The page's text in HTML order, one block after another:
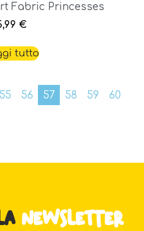
Fabric Princesses
€
tutto
55 56 57 58 59
60
newsletter